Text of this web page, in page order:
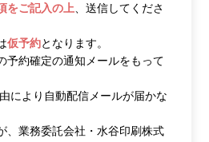
をご記入の上、送信してくださ
仮予約となります。
予約確定の通知メールをもって
により自動配信メールが届かな
、業務委託会社・水谷印刷株式